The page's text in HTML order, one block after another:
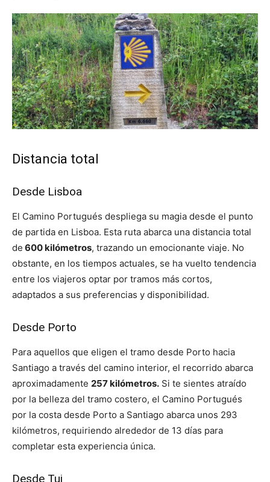
Distancia total
Desde Lisboa
El Camino Portugués despliega su magia desde el punto
de partida en Lisboa. Esta ruta abarca una distancia total
de 600 kilómetros, trazando un emocionante viaje. No
obstante, en los tiempos actuales, se ha vuelto tendencia
entre los viajeros optar por tramos más cortos,
adaptados a sus preferencias y disponibilidad.
Desde Porto
Para aquellos que eligen el tramo desde Porto hacia
Santiago a través del camino interior, el recorrido abarca
aproximadamente 257 kilómetros. Si te sientes atraído
por la belleza del tramo costero, el Camino Portugués
por la costa desde Porto a Santiago abarca unos 293
kilómetros, requiriendo alrededor de 13 días para
completar esta experiencia única.
Desde Tui